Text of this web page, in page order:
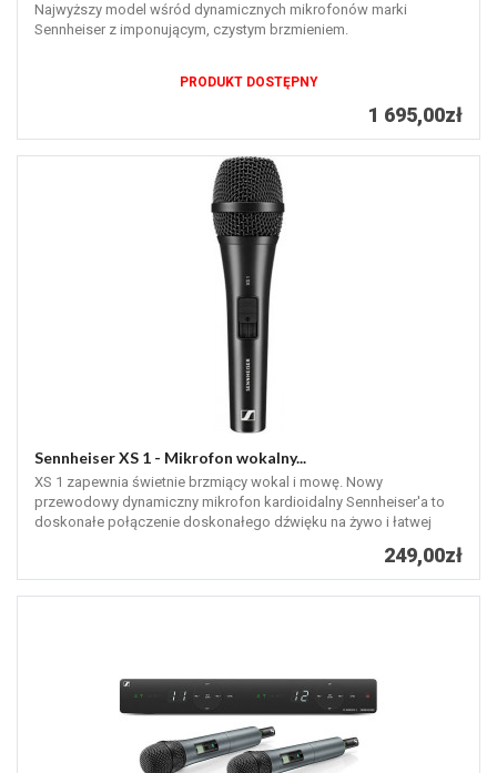
Najwyższy model wśród dynamicznych mikrofonów marki
Sennheiser z imponującym, czystym brzmieniem.
PRODUKT DOSTĘPNY
1 695,00zł
Sennheiser XS 1 - Mikrofon wokalny...
XS 1 zapewnia świetnie brzmiący wokal i mowę. Nowy
przewodowy dynamiczny mikrofon kardioidalny Sennheiser'a to
doskonałe połączenie doskonałego dźwięku na żywo i łatwej
249,00zł